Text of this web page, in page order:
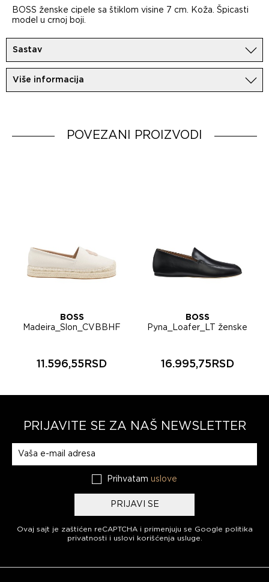
BOSS ženske cipele sa štiklom visine 7 cm. Koža. Špicasti
model u crnoj boji.
Sastav
Više informacija
POVEZANI PROIZVODI
BOSS
Madeira_Slon_CVBBHF
11.596,55RSD
BOSS
Pyna_Loafer_LT ženske
16.995,75RSD
PRIJAVITE SE ZA NAŠ NEWSLETTER
Prihvatam uslove
PRIJAVI SE
Ovaj sajt je zaštićen reCAPTCHA i primenjuju se Google politika
privatnosti i uslovi korišćenja usluge